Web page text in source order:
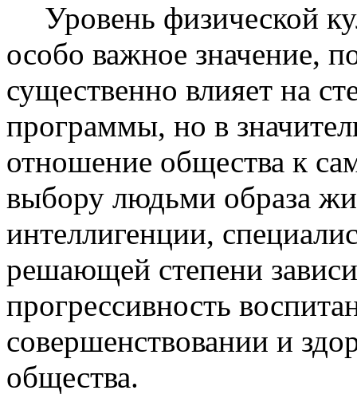
Уровень физической
особо важное значение,
существенно влияет на
программы, но в
отношение общества к
выбору людьми образа
интеллигенции,
решающей степени
прогрессивность
совершенствовании и
общества.